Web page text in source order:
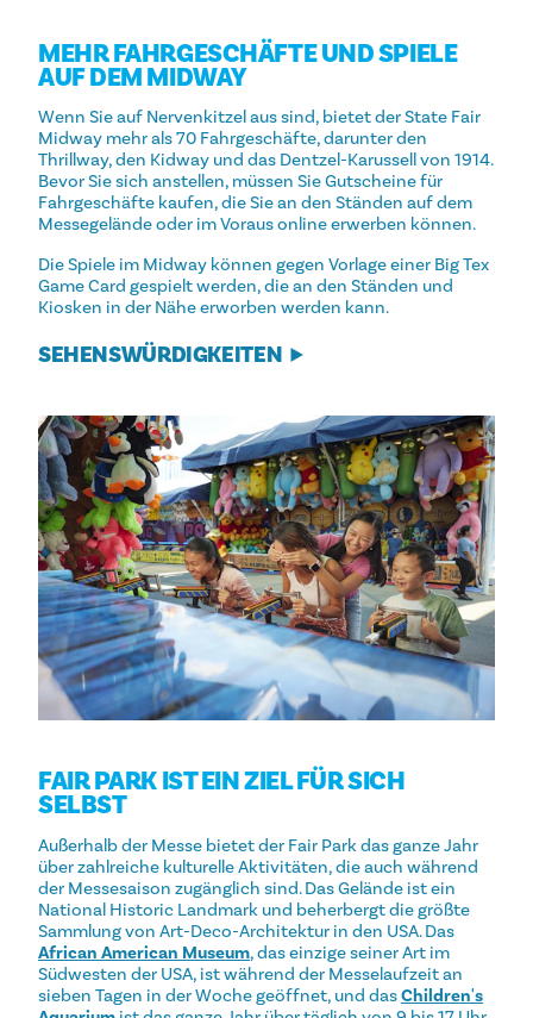
MEHR FAHRGESCHÄFTE UND SPIELE
AUF DEM MIDWAY
Wenn Sie auf Nervenkitzel aus sind, bietet der State Fair
Midway mehr als 70 Fahrgeschäfte, darunter den
Thrillway, den Kidway und das Dentzel-Karussell von 1914.
Bevor Sie sich anstellen, müssen Sie Gutscheine für
Fahrgeschäfte kaufen, die Sie an den Ständen auf dem
Messegelände oder im Voraus online erwerben können.
Die Spiele im Midway können gegen Vorlage einer Big Tex
Game Card gespielt werden, die an den Ständen und
Kiosken in der Nähe erworben werden kann.
SEHENSWÜRDIGKEITEN
FAIR PARK IST EIN ZIEL FÜR SICH
SELBST
Außerhalb der Messe bietet der Fair Park das ganze Jahr
über zahlreiche kulturelle Aktivitäten, die auch während
der Messesaison zugänglich sind. Das Gelände ist ein
National Historic Landmark und beherbergt die größte
Sammlung von Art-Deco-Architektur in den USA. Das
African American Museum, das einzige seiner Art im
Südwesten der USA, ist während der Messelaufzeit an
sieben Tagen in der Woche geöffnet, und dasChildren's